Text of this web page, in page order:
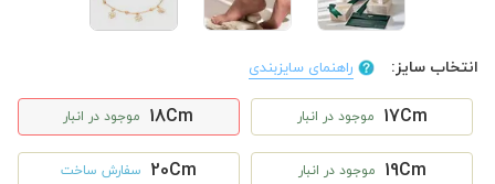
انتخاب سایز: راهنمای سایزبندی
17Cm موجود در انبار 18Cm موجود در انبار
19Cm موجود در انبار 20Cm سفارش ساخت